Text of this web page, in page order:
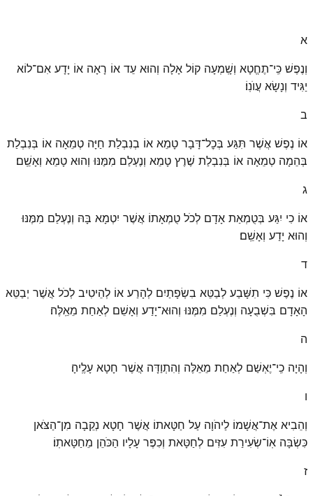
א
וְנֶפֶשׁ כִּֽי־תֶחֱטָא וְשָֽׁמְעָה קוֹל אָלָה וְהוּא עֵד אוֹ רָאָה אוֹ יָדָע אִם־לוֹא
יַגִּיד וְנָשָׂא עֲוֺנֽוֹ׃
ב
אוֹ נֶפֶשׁ אֲשֶׁר תִּגַּע בְּכׇל־דָּבָר טָמֵא אוֹ בְנִבְלַת חַיָּה טְמֵאָה אוֹ בְּנִבְלַת
בְּהֵמָה טְמֵאָה אוֹ בְּנִבְלַת שֶׁרֶץ טָמֵא וְנֶעְלַם מִמֶּנּוּ וְהוּא טָמֵא וְאָשֵֽׁם׃
ג
אוֹ כִי יִגַּע בְּטֻמְאַת אָדָם לְכֹל טֻמְאָתוֹ אֲשֶׁר יִטְמָא בָּהּ וְנֶעְלַם מִמֶּנּוּ
וְהוּא יָדַע וְאָשֵֽׁם׃
ד
אוֹ נֶפֶשׁ כִּי תִשָּׁבַע לְבַטֵּא בִשְׂפָתַיִם לְהָרַע אוֹ לְהֵיטִיב לְכֹל אֲשֶׁר יְבַטֵּא
הָאָדָם בִּשְׁבֻעָה וְנֶעְלַם מִמֶּנּוּ וְהוּא־יָדַע וְאָשֵׁם לְאַחַת מֵאֵֽלֶּה׃
ה
וְהָיָה כִֽי־יֶאְשַׁם לְאַחַת מֵאֵלֶּה וְהִתְוַדָּה אֲשֶׁר חָטָא עָלֶֽיהָ׃
ו
וְהֵבִיא אֶת־אֲשָׁמוֹ לַיהֹוָה עַל חַטָּאתוֹ אֲשֶׁר חָטָא נְקֵבָה מִן־הַצֹּאן
כִּשְׂבָּה אֽוֹ־שְׂעִירַת עִזִּים לְחַטָּאת וְכִפֶּר עָלָיו הַכֹּהֵן מֵחַטָּאתֽוֹ׃
ז